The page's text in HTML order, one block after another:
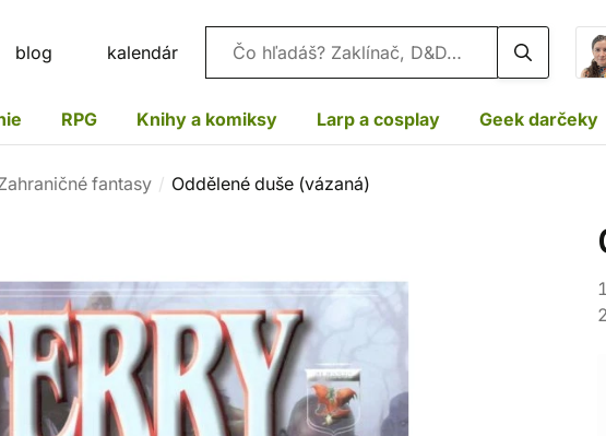
blog kalendár Vyhľadávanie
RPG Knihy a komiksy Larp a cosplay Geek darčeky
fantasy Oddělené duše (vázaná)